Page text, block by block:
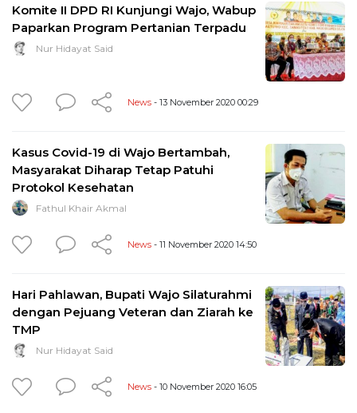
Komite II DPD RI Kunjungi Wajo, Wabup
Paparkan Program Pertanian Terpadu
Nur Hidayat Said
News - 13 November 2020 00:29
Kasus Covid-19 di Wajo Bertambah,
Masyarakat Diharap Tetap Patuhi
Protokol Kesehatan
Fathul Khair Akmal
News - 11 November 2020 14:50
Hari Pahlawan, Bupati Wajo Silaturahmi
dengan Pejuang Veteran dan Ziarah ke
TMP
Nur Hidayat Said
News - 10 November 2020 16:05